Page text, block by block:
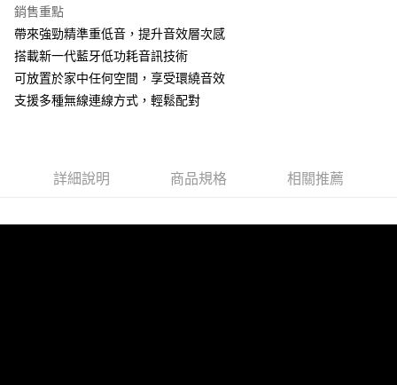
台新國際商業銀行
台灣樂天信用卡公司
元大商業銀行
玉山商業銀行
星展（台灣）商業銀行
台灣樂天信用卡公司
黑貓宅急便
每筆NT$120，滿NT$1,000(含以上)免運費
銷售重點
帶來強勁精準重低音，提升音效層次感
搭載新一代藍牙低功耗音訊技術
可放置於家中任何空間，享受環繞音效
支援多種無線連線方式，輕鬆配對
詳細說明 商品規格 相關推薦